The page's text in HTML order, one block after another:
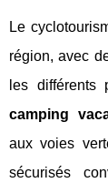
Le
région, avec
les différents
camping
aux voies
sécurisés